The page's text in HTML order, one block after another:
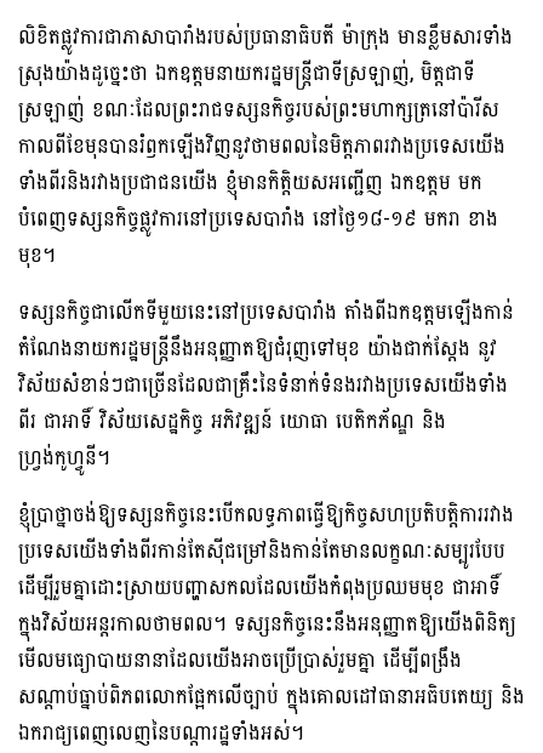
លិខិតផ្លូវការជាភាសាបារាំងរបស់ប្រធានាធិបតី ម៉ាក្រុង មានខ្លឹមសារទាំង
ស្រុងយ៉ាងដូច្នេះថា ឯកឧត្តមនាយករដ្ឋមន្ត្រីជាទីស្រឡាញ់, មិត្តជាទី
ស្រឡាញ់ ខណៈដែលព្រះរាជទស្សនកិច្ចរបស់ព្រះមហាក្សត្រនៅប៉ារីស
កាលពីខែមុនបានរំឭកឡើងវិញនូវថាមពលនៃមិត្តភាពរវាងប្រទេសយើង
ទាំងពីរនិងរវាងប្រជាជនយើង ខ្ញុំមានកិត្តិយសអញ្ជើញ ឯកឧត្តម មក
បំពេញទស្សនកិច្ចផ្លូវការនៅប្រទេសបារាំង នៅថ្ងៃ១៨-១៩ មករា ខាង
មុខ។
ទស្សនកិច្ចជាលើកទីមួយនេះនៅប្រទេសបារាំង តាំងពីឯកឧត្តមឡើងកាន់
តំណែងនាយករដ្ឋមន្ត្រីនឹងអនុញ្ញាតឱ្យជំរុញទៅមុខ យ៉ាងជាក់ស្តែង នូវ
វិស័យសំខាន់ៗជាច្រើនដែលជាគ្រឹះនៃទំនាក់ទំនងរវាងប្រទេសយើងទាំង
ពីរ ជាអាទិ៍ វិស័យសេដ្ឋកិច្ច អភិវឌ្ឍន៍ យោធា បេតិកភ័ណ្ឌ និង
ហ្រ្វង់កូហ្វូនី។
ខ្ញុំប្រាថ្នាចង់ឱ្យទស្សនកិច្ចនេះបើកលទ្ធភាពធ្វើឱ្យកិច្ចសហប្រតិបត្តិការរវាង
ប្រទេសយើងទាំងពីរកាន់តែស៊ីជម្រៅនិងកាន់តែមានលក្ខណៈសម្បូរបែប
ដើម្បីរួមគ្នាដោះស្រាយបញ្ហាសកលដែលយើងកំពុងប្រឈមមុខ ជាអាទិ៍
ក្នុងវិស័យអន្តរកាលថាមពល។ ទស្សនកិច្ចនេះនឹងអនុញ្ញាតឱ្យយើងពិនិត្យ
មើលមធ្យោបាយនានាដែលយើងអាចប្រើប្រាស់រួមគ្នា ដើម្បីពង្រឹង
សណ្តាប់ធ្នាប់ពិភពលោកផ្អែកលើច្បាប់ ក្នុងគោលដៅធានាអធិបតេយ្យ និង
ឯករាជ្យពេញលេញនៃបណ្តារដ្ឋទាំងអស់។